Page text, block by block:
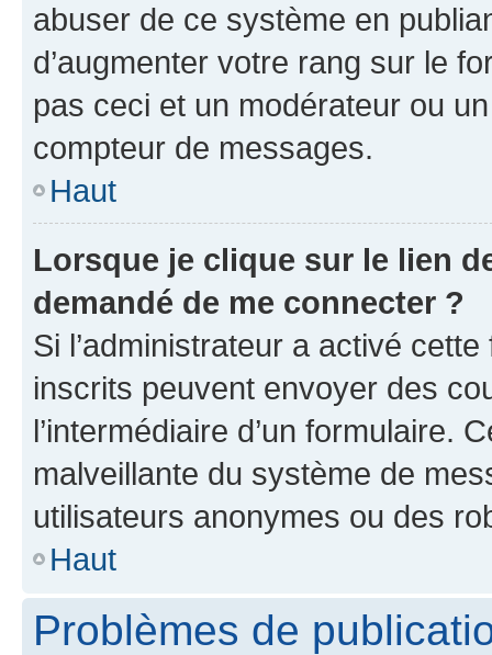
abuser de ce système en
d’augmenter votre rang sur le
pas ceci et un modérateur ou
compteur de messages.
Haut
Lorsque je clique sur le lien
demandé de me connecter ?
Si l’administrateur a activé
inscrits peuvent envoyer des
l’intermédiaire d’un formulaire.
malveillante du système de
utilisateurs anonymes ou des
Haut
Problèmes de